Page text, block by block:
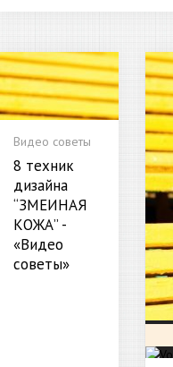
Видео советы
8 техник
дизайна
“ЗМЕИНАЯ
КОЖА” -
«Видео
советы»